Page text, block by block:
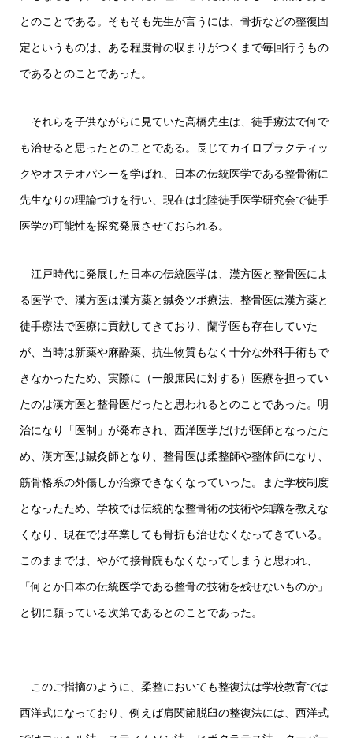
とのことである。そもそも先生が言うには、骨折などの整復固
定というものは、ある程度骨の収まりがつくまで毎回行うもの
であるとのことであった。
それらを子供ながらに見ていた高橋先生は、徒手療法で何で
も治せると思ったとのことである。長じてカイロプラクティッ
クやオステオパシーを学ばれ、日本の伝統医学である整骨術に
先生なりの理論づけを行い、現在は北陸徒手医学研究会で徒手
医学の可能性を探究発展させておられる。
江戸時代に発展した日本の伝統医学は、漢方医と整骨医によ
る医学で、漢方医は漢方薬と鍼灸ツボ療法、整骨医は漢方薬と
徒手療法で医療に貢献してきており、蘭学医も存在していた
が、当時は新薬や麻酔薬、抗生物質もなく十分な外科手術もで
きなかったため、実際に（一般庶民に対する）医療を担ってい
たのは漢方医と整骨医だったと思われるとのことであった。明
治になり「医制」が発布され、西洋医学だけが医師となったた
め、漢方医は鍼灸師となり、整骨医は柔整師や整体師になり、
筋骨格系の外傷しか治療できなくなっていった。また学校制度
となったため、学校では伝統的な整骨術の技術や知識を教えな
くなり、現在では卒業しても骨折も治せなくなってきている。
このままでは、やがて接骨院もなくなってしまうと思われ、
「何とか日本の伝統医学である整骨の技術を残せないものか」
と切に願っている次第であるとのことであった。
このご指摘のように、柔整においても整復法は学校教育では
西洋式になっており、例えば肩関節脱臼の整復法には、西洋式